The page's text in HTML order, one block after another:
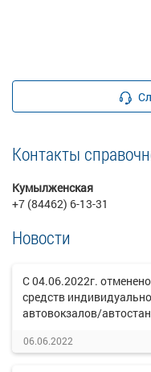
Контакты
Кумылженская
+7 (84462) 6-13-31
Новости
С 04.06.2022г.
средств
автовокзалов/
06.06.2022